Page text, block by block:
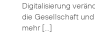
Digitalisierung
die Gesellschaft
mehr […]